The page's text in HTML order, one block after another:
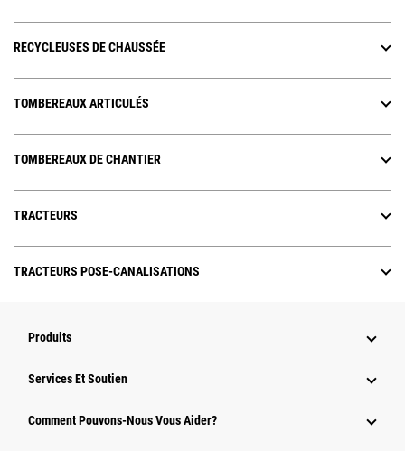
RECYCLEUSES DE CHAUSSÉE
TOMBEREAUX ARTICULÉS
TOMBEREAUX DE CHANTIER
TRACTEURS
TRACTEURS POSE-CANALISATIONS
Produits
Services Et Soutien
Comment Pouvons-Nous Vous Aider?